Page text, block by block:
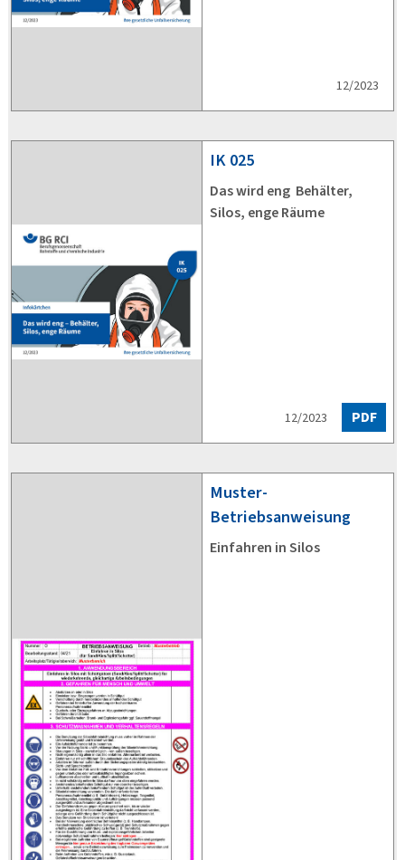
12/2023
IK 025
Das wird eng  Behälter,
Silos, enge Räume
12/2023 PDF
Muster-
Betriebsanweisung
Einfahren in Silos